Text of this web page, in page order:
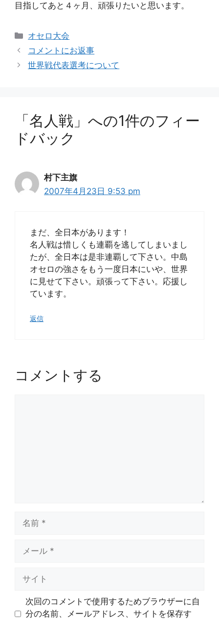
目指してあと４ヶ月、頑張りたいと思います。
カ
テ
リ
オセロ大会
コメントにお返事
世界戦代表選考について
「名人戦」への1件のフィー
ドバック
村下主旗
2007年4月23日 9:53 pm
まだ、全日本があります！
名人戦は惜しくも連覇を逃してしまいまし
たが、全日本は是非連覇して下さい。中島
オセロの強さをもう一度日本にいや、世界
に見せて下さい。頑張って下さい。応援し
ています。
返信
コメントする
次回のコメントで使用するためブラウザーに自
分の名前、メールアドレス、サイトを保存す